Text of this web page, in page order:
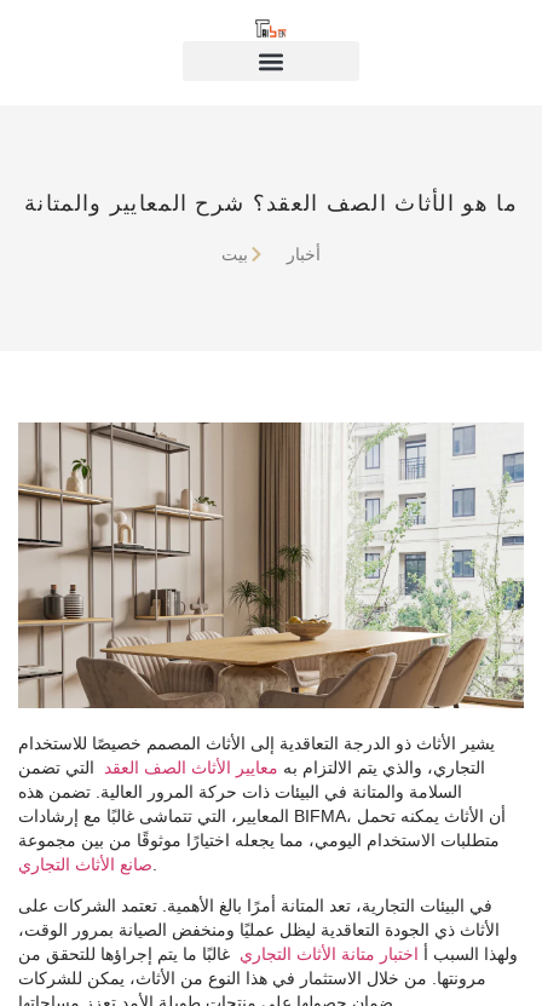
ما هو الأثاث الصف العقد؟ شرح المعايير والمتانة
بيت أخبار
يشير الأثاث ذو الدرجة التعاقدية إلى الأثاث المصمم خصيصًا للاستخدام
التجاري، والذي يتم الالتزام به معايير الأثاث الصف العقد
التي تضمن
السلامة والمتانة في البيئات ذات حركة المرور العالية. تضمن هذه
المعايير، التي تتماشى غالبًا مع إرشادات BIFMA، أن الأثاث يمكنه تحمل
متطلبات الاستخدام اليومي، مما يجعله اختيارًا موثوقًا من بين مجموعة
صانع الأثاث التجاري
في البيئات التجارية، تعد المتانة أمرًا بالغ الأهمية. تعتمد الشركات على
الأثاث ذي الجودة التعاقدية ليظل عمليًا ومنخفض الصيانة بمرور الوقت،
ولهذا السبب أ اختبار متانة الأثاث التجاري غالبًا ما يتم إجراؤها للتحقق من
مرونتها. من خلال الاستثمار في هذا النوع من الأثاث، يمكن للشركات